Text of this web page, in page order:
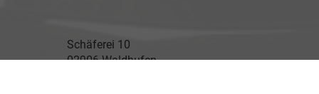
Schäferei 10
02906 Waldhufen